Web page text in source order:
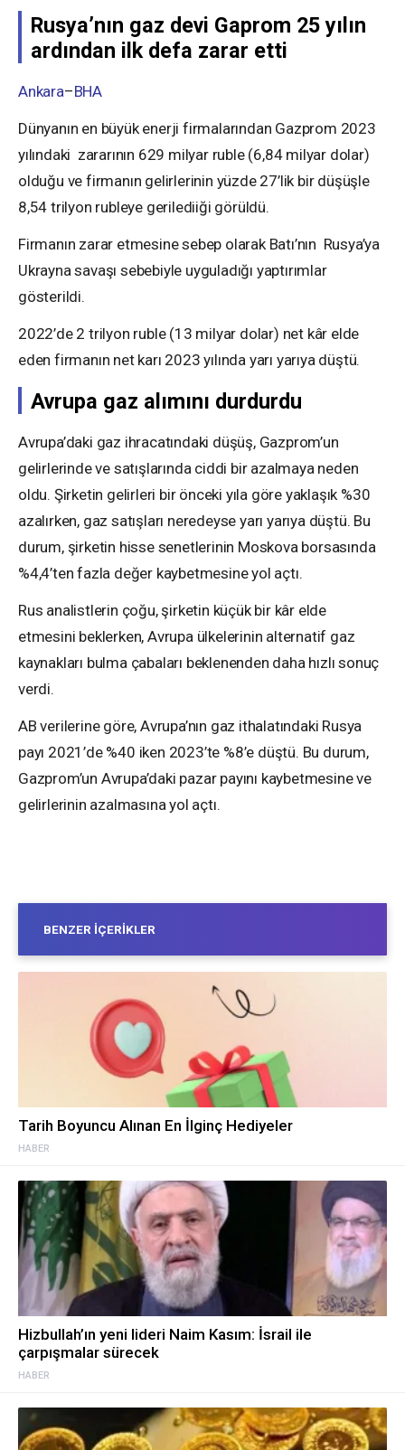
Rusya’nın gaz devi Gaprom 25 yılın
ardından ilk defa zarar etti
Ankara–BHA
Dünyanın en büyük enerji firmalarından Gazprom 2023
yılındaki zararının 629 milyar ruble (6,84 milyar dolar)
olduğu ve firmanın gelirlerinin yüzde 27’lik bir düşüşle
8,54 trilyon rubleye gerilediiği görüldü.
Firmanın zarar etmesine sebep olarak Batı’nın Rusya’ya
Ukrayna savaşı sebebiyle uyguladığı yaptırımlar
gösterildi.
2022’de 2 trilyon ruble (13 milyar dolar) net kâr elde
eden firmanın net karı 2023 yılında yarı yarıya düştü.
Avrupa gaz alımını durdurdu
Avrupa’daki gaz ihracatındaki düşüş, Gazprom’un
gelirlerinde ve satışlarında ciddi bir azalmaya neden
oldu. Şirketin gelirleri bir önceki yıla göre yaklaşık %30
azalırken, gaz satışları neredeyse yarı yarıya düştü. Bu
durum, şirketin hisse senetlerinin Moskova borsasında
%4,4’ten fazla değer kaybetmesine yol açtı.
Rus analistlerin çoğu, şirketin küçük bir kâr elde
etmesini beklerken, Avrupa ülkelerinin alternatif gaz
kaynakları bulma çabaları beklenenden daha hızlı sonuç
verdi.
AB verilerine göre, Avrupa’nın gaz ithalatındaki Rusya
payı 2021’de %40 iken 2023’te %8’e düştü. Bu durum,
Gazprom’un Avrupa’daki pazar payını kaybetmesine ve
gelirlerinin azalmasına yol açtı.
BENZER İÇERIKLER
HABER
Tarih Boyuncu Alınan En İlginç Hediyeler
HABER
Hizbullah’ın yeni lideri Naim Kasım: İsrail ile
çarpışmalar sürecek